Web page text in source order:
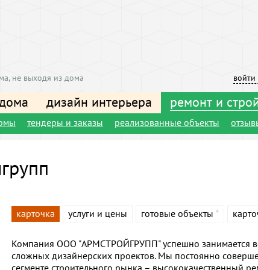
не выходя из дома
дизайн интерьера ремонт и
тендеры и заказы реализованные объекты
карточка услуги и цены готовые объекты 4
Компания ООО "АРМСТРОЙГРУПП" успешно занимается
сложных дизайнерских проектов. Мы постоянно